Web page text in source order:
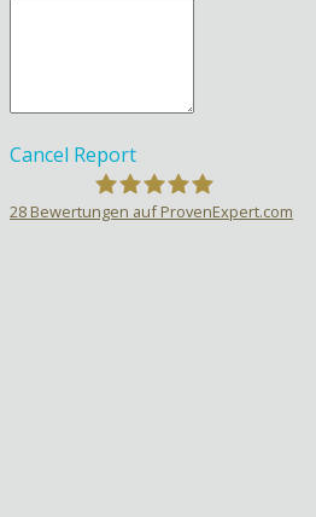
Cancel Report
28 Bewertungen auf ProvenExpert.com